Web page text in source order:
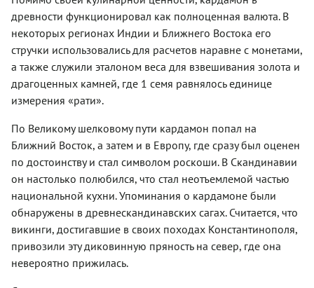
древности функционировал как полноценная валюта. В
некоторых регионах Индии и Ближнего Востока его
стручки использовались для расчетов наравне с монетами,
а также служили эталоном веса для взвешивания золота и
драгоценных камней, где 1 семя равнялось единице
измерения «рати».
По Великому шелковому пути кардамон попал на
Ближний Восток, а затем и в Европу, где сразу был оценен
по достоинству и стал символом роскоши. В Скандинавии
он настолько полюбился, что стал неотъемлемой частью
национальной кухни. Упоминания о кардамоне были
обнаружены в древнескандинавских сагах. Считается, что
викинги, достигавшие в своих походах Константинополя,
привозили эту диковинную пряность на север, где она
невероятно прижилась.